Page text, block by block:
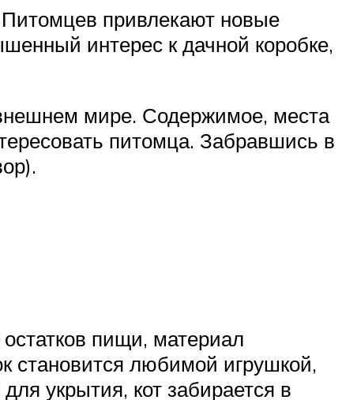
Питомцев привлекают новые
интерес к дачной коробке,
мире. Содержимое, места
питомца. Забравшись в
пищи, материал
становится любимой игрушкой,
укрытия, кот забирается в